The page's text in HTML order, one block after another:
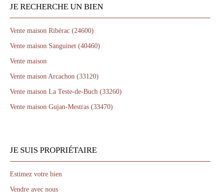
JE RECHERCHE UN BIEN
Vente maison Ribérac (24600)
Vente maison Sanguinet (40460)
Vente maison
Vente maison Arcachon (33120)
Vente maison La Teste-de-Buch (33260)
Vente maison Gujan-Mestras (33470)
JE SUIS PROPRIÉTAIRE
Estimez votre bien
Vendre avec nous